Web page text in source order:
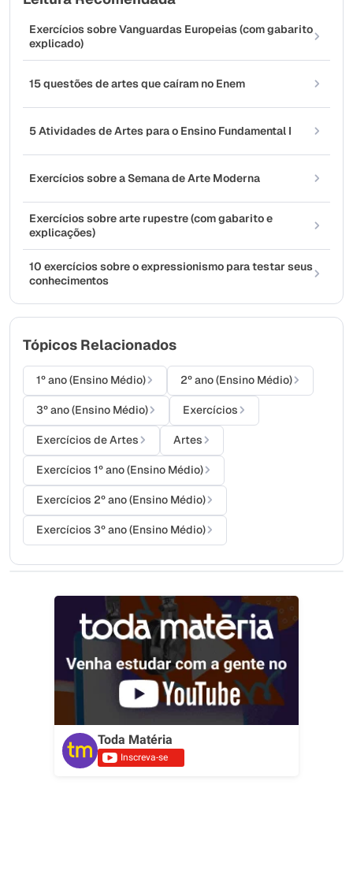
Exercícios sobre Vanguardas Europeias (com gabarito
explicado)
15 questões de artes que caíram no Enem
5 Atividades de Artes para o Ensino Fundamental I
Exercícios sobre a Semana de Arte Moderna
Exercícios sobre arte rupestre (com gabarito e
explicações)
10 exercícios sobre o expressionismo para testar seus
conhecimentos
Tópicos Relacionados
1º ano (Ensino Médio) 2º ano (Ensino Médio)
3º ano (Ensino Médio) Exercícios
Exercícios de Artes Artes
Exercícios 1º ano (Ensino Médio)
Exercícios 2º ano (Ensino Médio)
Exercícios 3º ano (Ensino Médio)
Toda Matéria
Inscreva-se